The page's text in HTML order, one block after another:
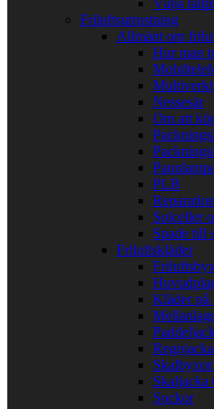
Välja
Friluftsutrustning
Allmänt om
Hur man
Nessesär
Om att
PLB
Solceller
Spade till
Friluftskläder
Kläder på
Regnjacka
Skaljacka
Sockor